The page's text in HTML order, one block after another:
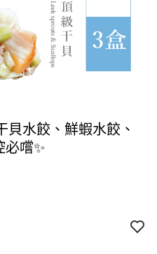
貝水餃、鮮蝦水餃、
必嚐✨